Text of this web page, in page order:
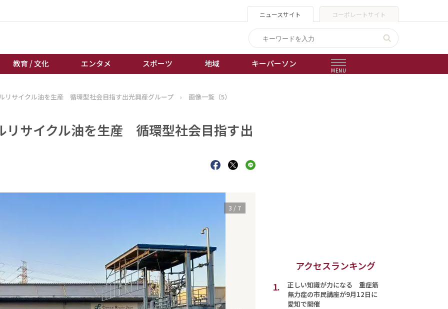
ニュースサイト コーポレートサイト
教育 / 文化 エンタメ スポーツ 地域 キーパーソン
MENU
経済 / ビジネス
教育 / 文化
キーパーソン
誰もが輝いて働く社会へ
オートレース
女流本因坊戦
リサイクル油を生産 循環型社会目指す出光興産グループ › 画像一覧（5）
リサイクル油を生産 循環型社会目指す出
3 / 7
アクセスランキング
1.
正しい知識が力になる 重症筋
無力症の市民講座が9月12日に
愛知で開催